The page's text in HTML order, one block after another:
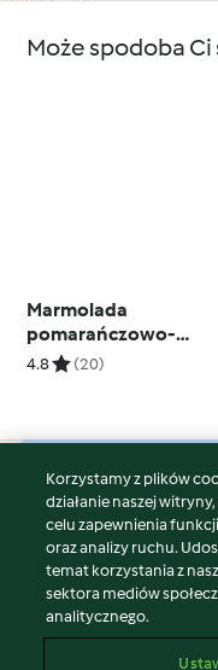
Może spodoba Ci
Marmolada
pomarańczowo-
daktylowa
4.8 (20)
© Copyright 2026
Warunki korzystania
Polityka prywatności
Disclaimer
Znak wydawcy
Korzystamy z plików
działanie naszej
celu zapewnienia
oraz analizy ruchu.
temat korzystania z
sektora mediów
analitycznego.